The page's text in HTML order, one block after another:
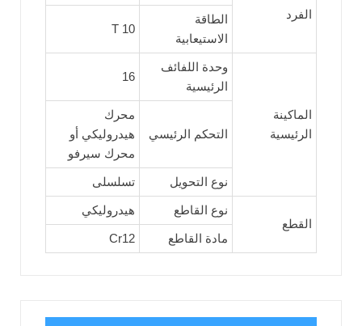
الفرد
الطاقة
الاستيعابية
10 T
الماكينة
الرئيسية
وحدة اللفائف
الرئيسية
16
التحكم الرئيسي
محرك
هيدروليكي أو
محرك سيرفو
نوع التحويل تسلسلى
القطع
نوع القاطع هيدروليكي
مادة القاطع Cr12